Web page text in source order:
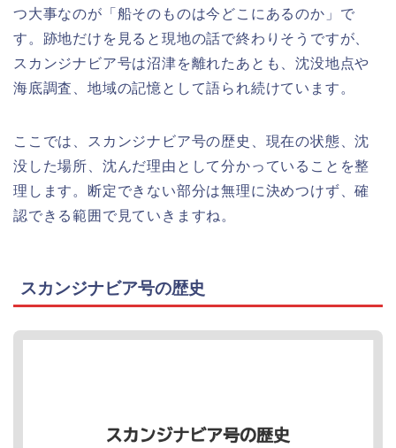
つ大事なのが「船そのものは今どこにあるのか」で
す。跡地だけを見ると現地の話で終わりそうですが、
スカンジナビア号は沼津を離れたあとも、沈没地点や
海底調査、地域の記憶として語られ続けています。
ここでは、スカンジナビア号の歴史、現在の状態、沈
没した場所、沈んだ理由として分かっていることを整
理します。断定できない部分は無理に決めつけず、確
認できる範囲で見ていきますね。
スカンジナビア号の歴史